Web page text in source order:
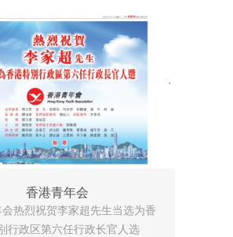
香港青年会
热烈祝贺李家超先生当选为香
行政区第六任行政长官人选